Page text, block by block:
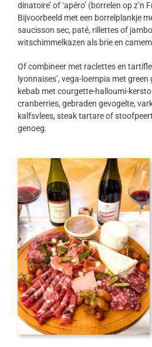
dinatoire’ of ‘apéro’ (borrelen op z’n
Bijvoorbeeld met een borrelplankje
saucisson sec, paté, rillettes of
witschimmelkazen als brie en
Of combineer met raclettes en
lyonnaises’, vega-loempia met
kebab met courgette-halloumi-
cranberries, gebraden gevogelte,
kalfsvlees, steak tartare of
genoeg.